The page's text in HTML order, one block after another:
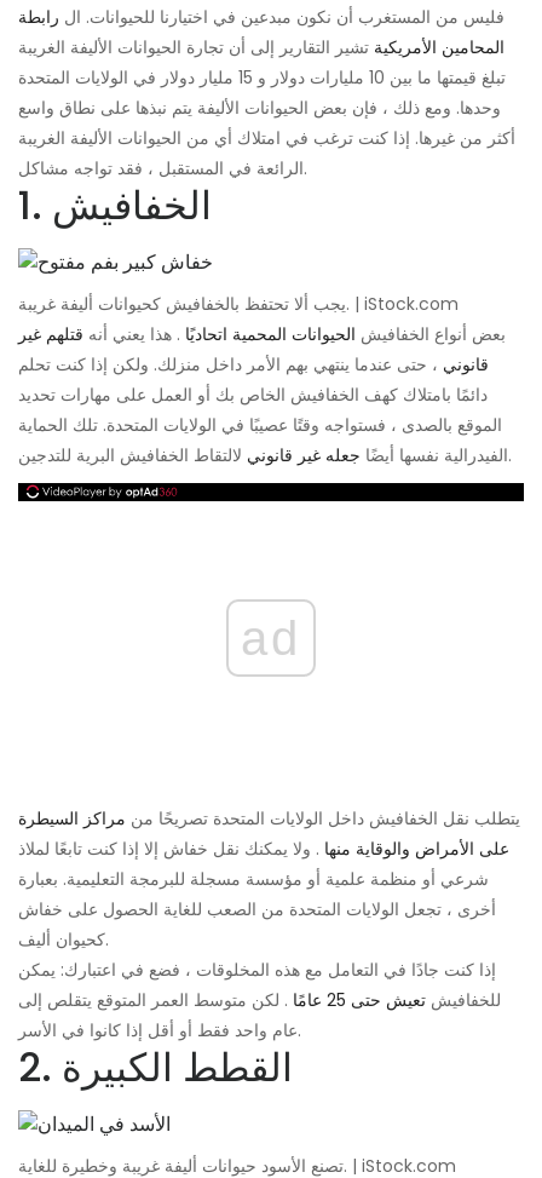
فليس من المستغرب أن نكون مبدعين في اختيارنا للحيوانات. ال رابطة
المحامين الأمريكية تشير التقارير إلى أن تجارة الحيوانات الأليفة الغريبة
تبلغ قيمتها ما بين 10 مليارات دولار و 15 مليار دولار في الولايات المتحدة
وحدها. ومع ذلك ، فإن بعض الحيوانات الأليفة يتم نبذها على نطاق واسع
أكثر من غيرها. إذا كنت ترغب في امتلاك أي من الحيوانات الأليفة الغريبة
الرائعة في المستقبل ، فقد تواجه مشاكل.
1. الخفافيش
يجب ألا تحتفظ بالخفافيش كحيوانات أليفة غريبة. | iStock.com
بعض أنواع الخفافيش الحيوانات المحمية اتحاديًا . هذا يعني أنه قتلهم غير
قانوني ، حتى عندما ينتهي بهم الأمر داخل منزلك. ولكن إذا كنت تحلم
دائمًا بامتلاك كهف الخفافيش الخاص بك أو العمل على مهارات تحديد
الموقع بالصدى ، فستواجه وقتًا عصيبًا في الولايات المتحدة. تلك الحماية
الفيدرالية نفسها أيضًا جعله غير قانوني لالتقاط الخفافيش البرية للتدجين.
ad
يتطلب نقل الخفافيش داخل الولايات المتحدة تصريحًا من مراكز السيطرة
على الأمراض والوقاية منها . ولا يمكنك نقل خفاش إلا إذا كنت تابعًا لملاذ
شرعي أو منظمة علمية أو مؤسسة مسجلة للبرمجة التعليمية. بعبارة
أخرى ، تجعل الولايات المتحدة من الصعب للغاية الحصول على خفاش
كحيوان أليف.
إذا كنت جادًا في التعامل مع هذه المخلوقات ، فضع في اعتبارك: يمكن
للخفافيش تعيش حتى 25 عامًا
. لكن متوسط ​​العمر المتوقع يتقلص إلى
عام واحد فقط أو أقل إذا كانوا في الأسر.
2. القطط الكبيرة
تصنع الأسود حيوانات أليفة غريبة وخطيرة للغاية. | iStock.com